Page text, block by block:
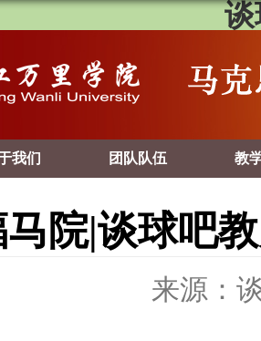
谈
我们 团队队伍 教
院|谈球吧
来源：